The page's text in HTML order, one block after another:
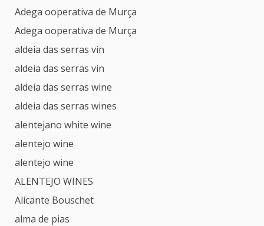
Adega ooperativa de Murça
Adega ooperativa de Murça
aldeia das serras vin
aldeia das serras vin
aldeia das serras wine
aldeia das serras wines
alentejano white wine
alentejo wine
alentejo wine
ALENTEJO WINES
Alicante Bouschet
alma de pias